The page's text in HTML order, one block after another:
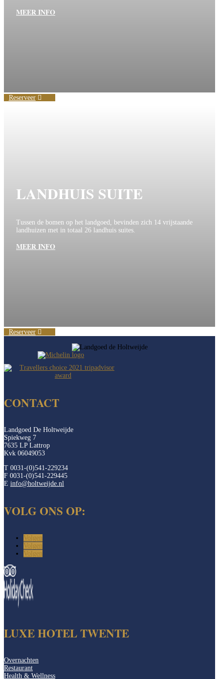
MEER INFO
Reserveer
LANDHUIS SUITE
Tussen de bomen op het landgoed, bevinden zich 14 vrijstaande
landhuizen met in totaal 26 landhuis suites.
MEER INFO
Reserveer
CONTACT
Landgoed De Holtweijde
Spiekweg 7
7635 LP Lattrop
Kvk 06049053
T 0031-(0)541-229234
F 0031-(0)541-229445
E info@holtweijde.nl
VOLG ONS OP:
Volgen
Volgen
Volgen
LUXE HOTEL TWENTE
Overnachten
Restaurant
Health & Wellness